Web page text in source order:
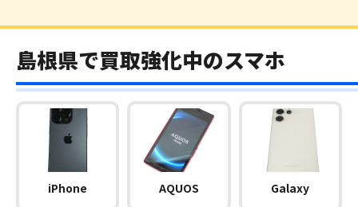
島根県で買取強化中のスマホ
iPhone AQUOS Galaxy